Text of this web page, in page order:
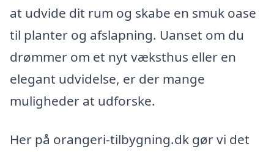
at udvide dit rum og skabe en smuk oase
til planter og afslapning. Uanset om du
drømmer om et nyt væksthus eller en
elegant udvidelse, er der mange
muligheder at udforske.
Her på orangeri-tilbygning.dk gør vi det